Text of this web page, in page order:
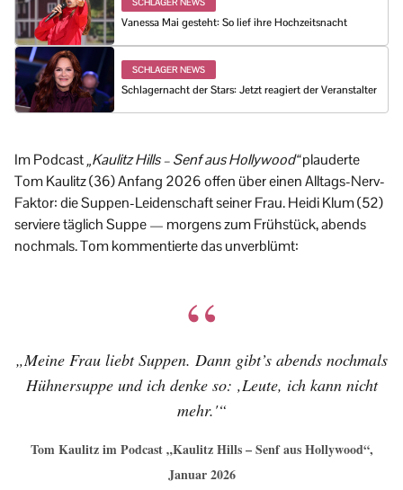
Vanessa Mai gesteht: So lief ihre Hochzeitsnacht
SCHLAGER NEWS
Schlagernacht der Stars: Jetzt reagiert der Veranstalter
Im Podcast„Kaulitz Hills – Senf aus Hollywood“plauderte
Tom Kaulitz (36) Anfang 2026 offen über einen Alltags-Nerv-
Faktor: die Suppen-Leidenschaft seiner Frau. Heidi Klum (52)
serviere täglich Suppe — morgens zum Frühstück, abends
nochmals. Tom kommentierte das unverblümt:
„Meine Frau liebt Suppen. Dann gibt’s abends nochmals
Hühnersuppe und ich denke so: ‚Leute, ich kann nicht
mehr.'“
Tom Kaulitz im Podcast „Kaulitz Hills – Senf aus Hollywood“,
Januar 2026